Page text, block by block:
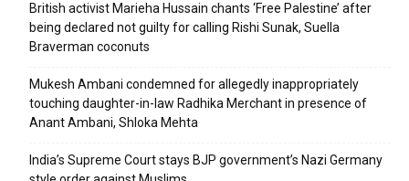
British activist Marieha Hussain chants ‘Free Palestine’ after
being declared not guilty for calling Rishi Sunak, Suella
Braverman coconuts
Mukesh Ambani condemned for allegedly inappropriately
touching daughter-in-law Radhika Merchant in presence of
Anant Ambani, Shloka Mehta
India’s Supreme Court stays BJP government’s Nazi Germany